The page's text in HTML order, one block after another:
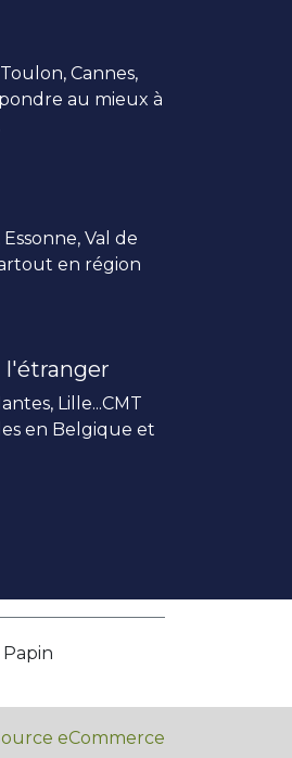
Cannes,
au mieux à
Val de
en région
l'étranger
Lille...CMT
en Belgique et
eCommerce